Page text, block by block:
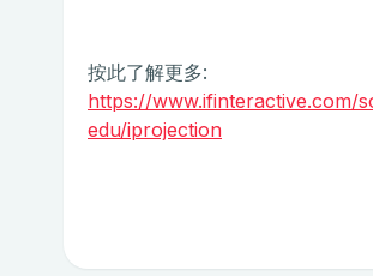
按此了解更多:
https://www.ifinteractive.com/
edu/iprojection